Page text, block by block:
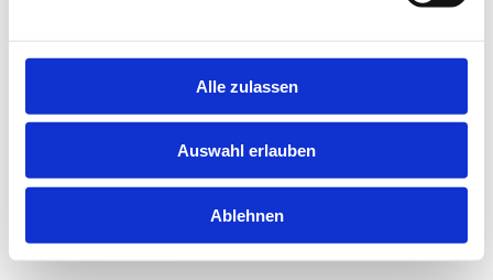
Alle zulassen
Auswahl erlauben
Ablehnen